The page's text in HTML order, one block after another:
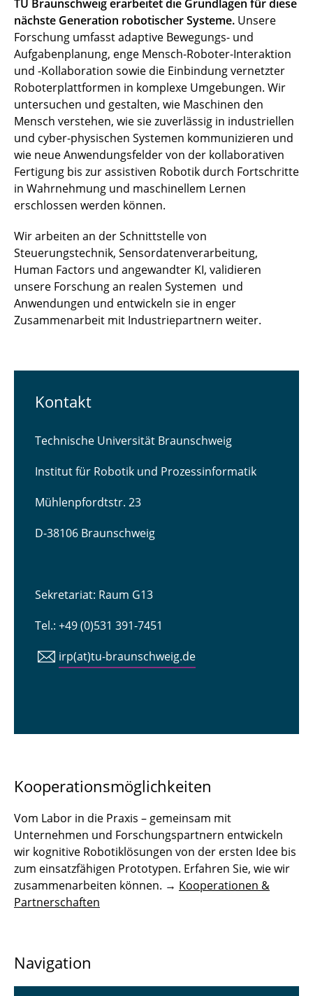
TU Braunschweig erarbeitet die Grundlagen für diese
nächste Generation robotischer Systeme. Unsere
Forschung umfasst adaptive Bewegungs- und
Aufgabenplanung, enge Mensch-Roboter-Interaktion
und -Kollaboration sowie die Einbindung vernetzter
Roboterplattformen in komplexe Umgebungen. Wir
untersuchen und gestalten, wie Maschinen den
Mensch verstehen, wie sie zuverlässig in industriellen
und cyber-physischen Systemen kommunizieren und
wie neue Anwendungsfelder von der kollaborativen
Fertigung bis zur assistiven Robotik durch Fortschritte
in Wahrnehmung und maschinellem Lernen
erschlossen werden können.
Wir arbeiten an der Schnittstelle von
Steuerungstechnik, Sensordatenverarbeitung,
Human Factors und angewandter KI, validieren
unsere Forschung an realen Systemen und
Anwendungen und entwickeln sie in enger
Zusammenarbeit mit Industriepartnern weiter.
Kontakt
Technische Universität Braunschweig
Institut für Robotik und Prozessinformatik
Mühlenpfordtstr. 23
D-38106 Braunschweig
Sekretariat: Raum G13
Tel.: +49 (0)531 391-7451
irp(at)tu-braunschweig.de
Kooperationsmöglichkeiten
Vom Labor in die Praxis – gemeinsam mit
Unternehmen und Forschungspartnern entwickeln
wir kognitive Robotiklösungen von der ersten Idee bis
zum einsatzfähigen Prototypen. Erfahren Sie, wie wir
zusammenarbeiten können. → Kooperationen &
Partnerschaften
Navigation